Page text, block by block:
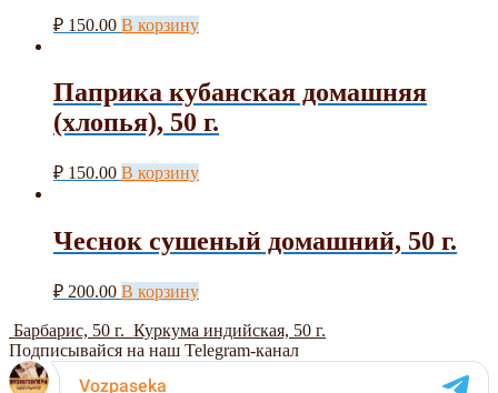
₽ 150.00 В корзину
Паприка кубанская домашняя
(хлопья), 50 г.
₽ 150.00 В корзину
Чеснок сушеный домашний, 50 г.
₽ 200.00 В корзину
Барбарис, 50 г. Куркума индийская, 50 г.
Подписывайся на наш Telegram-канал